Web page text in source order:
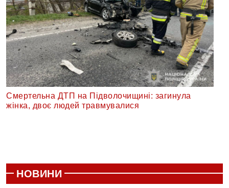
Смертельна ДТП на Підволочищині: загинула
жінка, двоє людей травмувалися
НОВИНИ